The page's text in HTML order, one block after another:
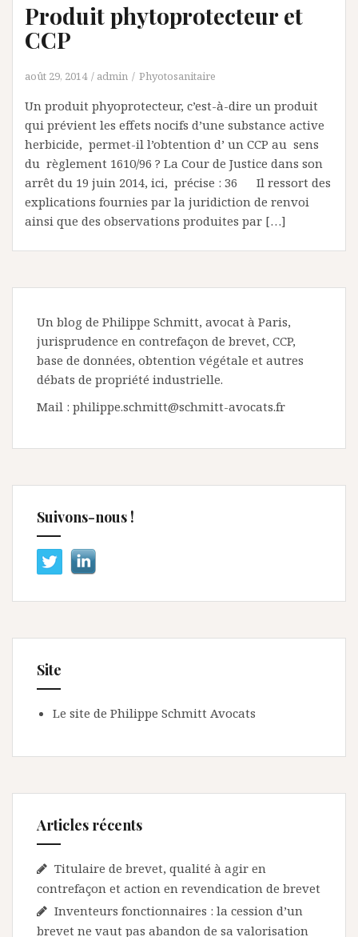
Produit phytoprotecteur et
CCP
août 29, 2014 admin Phyotosanitaire
Un produit phyoprotecteur, c’est-à-dire un produit
qui prévient les effets nocifs d’une substance active
herbicide, permet-il l’obtention d’ un CCP au sens
du règlement 1610/96 ? La Cour de Justice dans son
arrêt du 19 juin 2014, ici, précise : 36 Il ressort des
explications fournies par la juridiction de renvoi
ainsi que des observations produites par […]
Un blog de Philippe Schmitt, avocat à Paris,
jurisprudence en contrefaçon de brevet, CCP,
base de données, obtention végétale et autres
débats de propriété industrielle.
Mail : philippe.schmitt@schmitt-avocats.fr
Suivons-nous !
Site
Le site de Philippe Schmitt Avocats
Articles récents
Titulaire de brevet, qualité à agir en
contrefaçon et action en revendication de brevet
Inventeurs fonctionnaires : la cession d’un
brevet ne vaut pas abandon de sa valorisation